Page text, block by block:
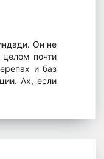
Он не
почти
и баз
Ах, если